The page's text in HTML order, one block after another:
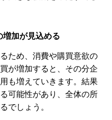
加が見込める
ため、消費や購買意欲の
が増加すると、その分企
も増えていきます。結果
可能性があり、全体の所
でしょう。